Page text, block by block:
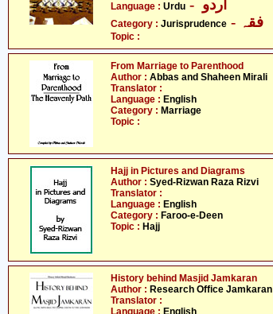
Language : Urdu
Category : Jurisprudence - فقہ
Topic :
From Marriage to Parenthood
Author : Abbas and Shaheen Mirali
Translator :
Language : English
Category : Marriage
Topic :
Hajj in Pictures and Diagrams
Author : Syed-Rizwan Raza Rizvi
Translator :
Language : English
Category : Faroo-e-Deen
Topic : Hajj
History behind Masjid Jamkaran
Author : Research Office Jamkaran
Translator :
Language : English